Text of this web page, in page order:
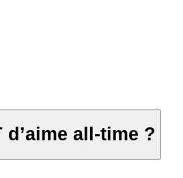
d’aime all-time ?